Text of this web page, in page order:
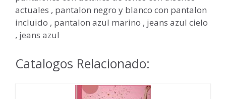
actuales , pantalon negro y blanco con pantalon
incluido , pantalon azul marino , jeans azul cielo
, jeans azul
Catalogos Relacionado: